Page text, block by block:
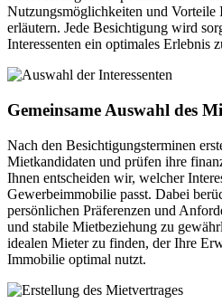
Nutzungsmöglichkeiten und
erläutern. Jede Besichtigung wird
Interessenten ein optimales Erlebnis
Gemeinsame Auswahl des
Nach den Besichtigungsterminen
Mietkandidaten und prüfen ihre
Ihnen entscheiden wir, welcher
Gewerbeimmobilie passt. Dabei
persönlichen Präferenzen und
und stabile Mietbeziehung zu
idealen Mieter zu finden, der Ihre
Immobilie optimal nutzt.